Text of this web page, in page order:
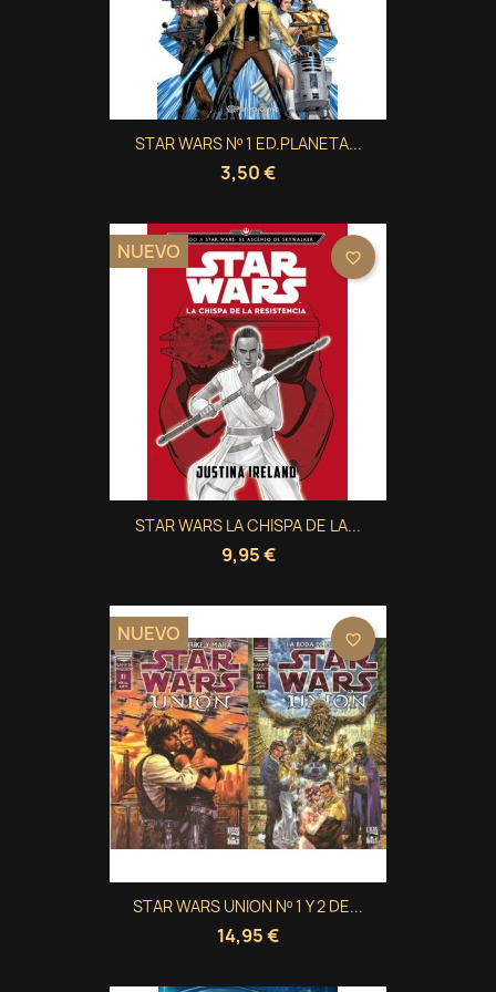
STAR WARS Nº 1 ED.PLANETA...
3,50 €
STAR WARS LA CHISPA DE LA...
9,95 €
NUEVO favorite_border
STAR WARS UNION Nº 1 Y 2 DE...
14,95 €
NUEVO favorite_border